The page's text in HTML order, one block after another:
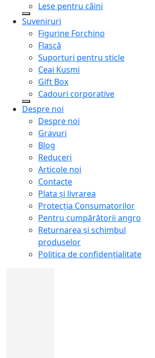
Lese pentru câini
Suveniruri
Figurine Forchino
Flască
Suporturi pentru sticle
Ceai Kusmi
Gift Box
Cadouri corporative
Despre noi
Despre noi
Gravuri
Blog
Reduceri
Articole noi
Contacte
Plata și livrarea
Protecţia Consumatorilor
Pentru cumpărătorii angro
Returnarea și schimbul
produselor
Politica de confidențialitate